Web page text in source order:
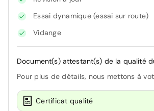
Essai dynamique (essai sur route)
Vidange
Document(s) attestant(s) de la qualité
Pour plus de détails, nous mettons à
Certificat qualité